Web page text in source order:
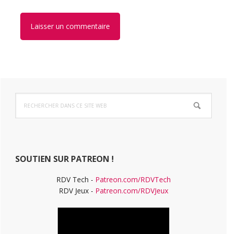
Barre
latérale
dans
ce
SOUTIEN SUR PATREON !
RDV Tech - Patreon.com/RDVTech
RDV Jeux - Patreon.com/RDVJeux